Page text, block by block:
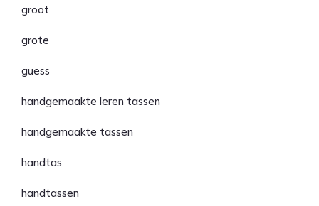
groot
grote
guess
handgemaakte leren tassen
handgemaakte tassen
handtas
handtassen